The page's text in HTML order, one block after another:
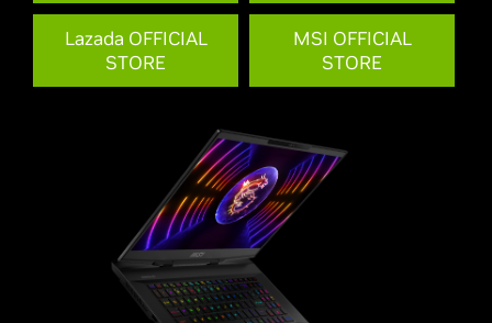
Lazada OFFICIAL
STORE
MSI OFFICIAL
STORE